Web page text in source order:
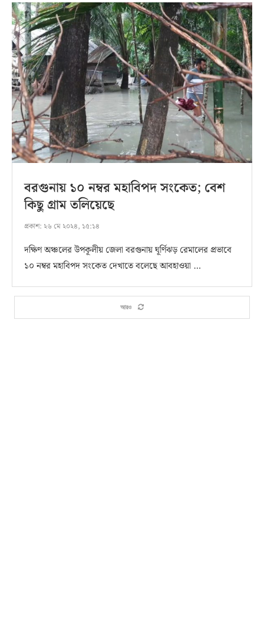
বরগুনায় ১০ নম্বর মহাবিপদ সংকেত; বেশ
কিছু গ্রাম তলিয়েছে
প্রকাশ: ২৬ মে ২০২৪, ১৫:১৪
দক্ষিণ অঞ্চলের উপকূলীয় জেলা বরগুনায় ঘূর্ণিঝড় রেমালের প্রভাবে
১০ নম্বর মহাবিপদ সংকেত দেখাতে বলেছে আবহাওয়া …
আরও